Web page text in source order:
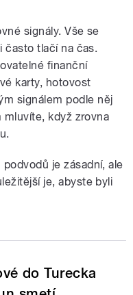
signály. Vše se
často tlačí na čas.
finanční
karty, hotovost
signálem podle něj
mluvíte, když zrovna
je zásadní, ale
je, abyste byli
do Turecka